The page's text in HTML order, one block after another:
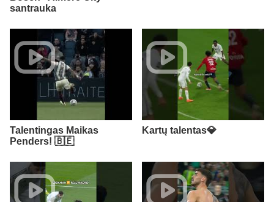
santrauka
Talentingas Maikas
Penders! 🇧🇪
Kartų talentas💎